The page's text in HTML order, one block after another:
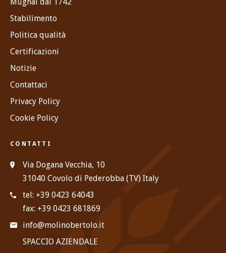
Stabilimento
Politica qualità
Certificazioni
Notizie
Contattaci
Privacy Policy
Cookie Policy
CONTATTI
Via Dogana Vecchia, 10
31040 Covolo di Pederobba (TV) Italy
tel: +39 0423 64043
fax: +39 0423 681869
info@molinobertolo.it
SPACCIO AZIENDALE